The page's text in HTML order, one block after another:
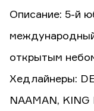
Описание: 5-й
открытым
Хедлайнеры:
NAAMAN, KING